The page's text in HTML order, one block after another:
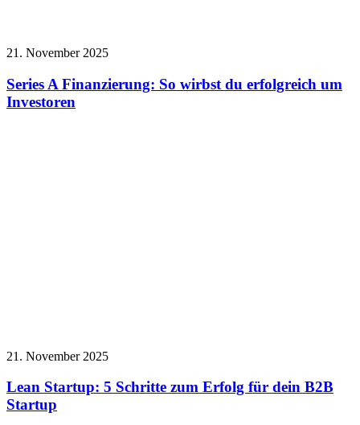
21. November 2025
Series A Finanzierung: So wirbst du erfolgreich um
Investoren
21. November 2025
Lean Startup: 5 Schritte zum Erfolg für dein B2B
Startup